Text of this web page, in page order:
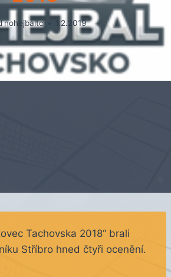
nohejbaltc 1.2.2019
Tachovska 2018“ brali
Stříbro hned čtyři ocenění.